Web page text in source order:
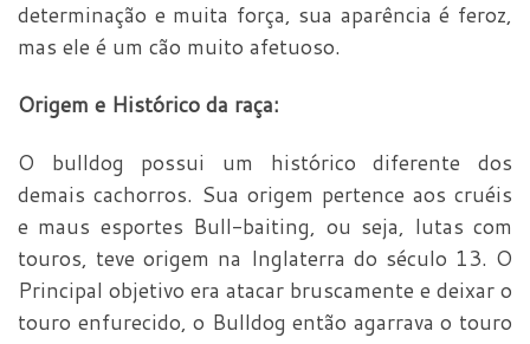
determinação e muita força, sua aparência é feroz,
mas ele é um cão muito afetuoso.
Origem e Histórico da raça:
O bulldog possui um histórico diferente dos
demais cachorros. Sua origem pertence aos cruéis
e maus esportes Bull-baiting, ou seja, lutas com
touros, teve origem na Inglaterra do século 13. O
Principal objetivo era atacar bruscamente e deixar o
touro enfurecido, o Bulldog então agarrava o touro